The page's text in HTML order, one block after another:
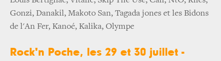
Gonzi, Danakil, Makoto San, Tagada jones et les Bidons
de l'An Fer, Kanoé, Kalika, Olympe
Rock'n Poche, les 29 et 30 juillet -